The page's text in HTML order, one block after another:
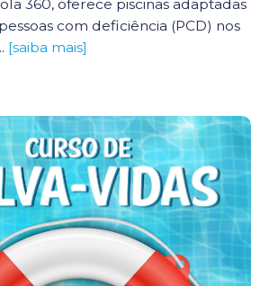
360, oferece piscinas adaptadas
com deficiência (PCD) nos
[saiba mais]